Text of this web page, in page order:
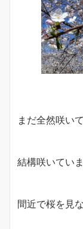
まだ全然咲い
結構咲いてい
間近で桜を見